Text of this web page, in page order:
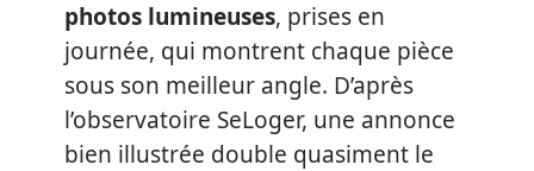
photos lumineuses, prises en
journée, qui montrent chaque pièce
sous son meilleur angle. D’après
l’observatoire SeLoger, une annonce
bien illustrée double quasiment le